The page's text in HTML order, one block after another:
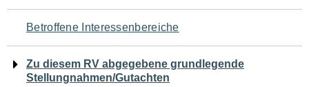
für
den
Seiteninhalt
Betroffene Interessenbereiche
Zu diesem RV abgegebene grundlegende
Stellungnahmen/Gutachten